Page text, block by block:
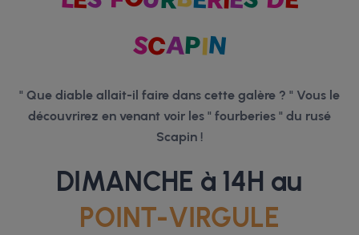
SCAPIN
" Que diable allait-il faire dans cette galère ? " Vous le
découvrirez en venant voir les " fourberies " du rusé
Scapin !
DIMANCHE à 14H au
POINT-VIRGULE